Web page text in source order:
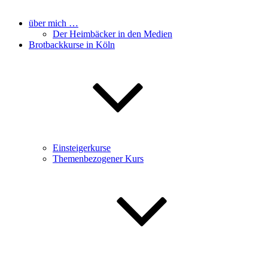
über mich …
Der Heimbäcker in den Medien
Brotbackkurse in Köln
Einsteigerkurse
Themenbezogener Kurs